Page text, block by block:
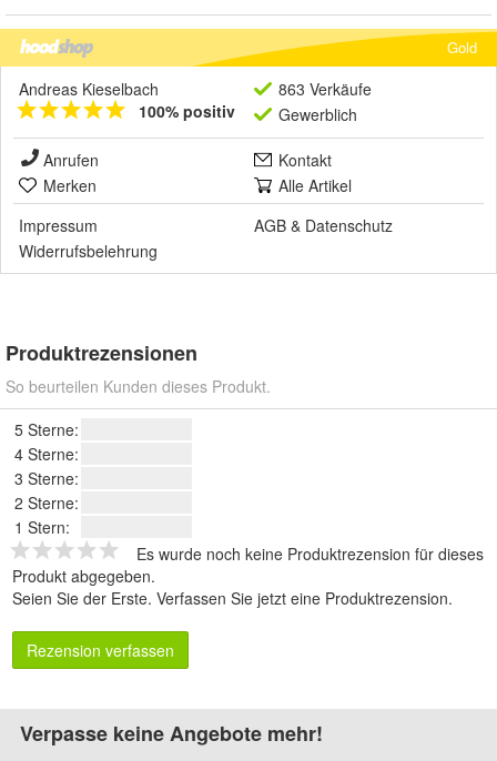
Gold
Andreas Kieselbach
100% positiv
863 Verkäufe
Gewerblich
Anrufen
Kontakt
Merken
Alle Artikel
Impressum
AGB & Datenschutz
Widerrufsbelehrung
Produktrezensionen
So beurteilen Kunden dieses Produkt.
5 Sterne:
4 Sterne:
3 Sterne:
2 Sterne:
1 Stern:
Es wurde noch keine Produktrezension für dieses
Produkt abgegeben.
Seien Sie der Erste. Verfassen Sie jetzt eine Produktrezension.
Rezension verfassen
Verpasse keine Angebote mehr!